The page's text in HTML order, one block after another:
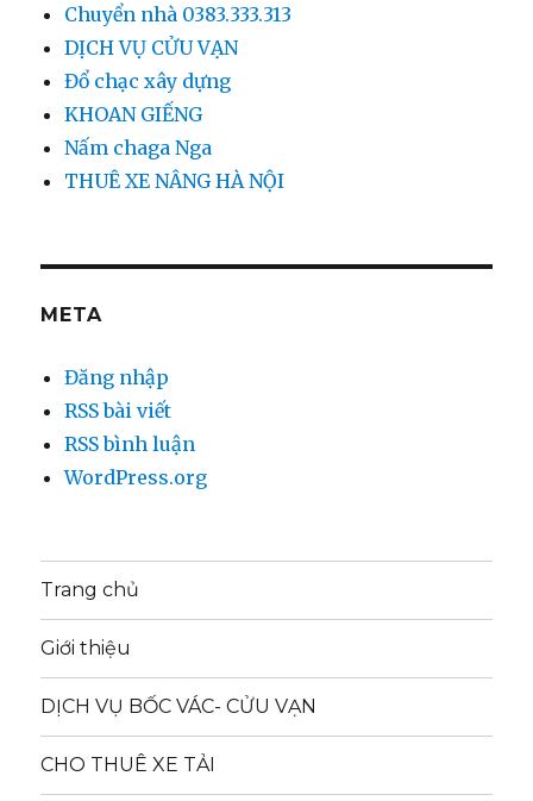
Chuyển nhà 0383.333.313
DỊCH VỤ CỬU VẠN
Đổ chạc xây dựng
KHOAN GIẾNG
Nấm chaga Nga
THUÊ XE NÂNG HÀ NỘI
META
Đăng nhập
RSS bài viết
RSS bình luận
WordPress.org
Trang chủ
Giới thiệu
DỊCH VỤ BỐC VÁC- CỬU VẠN
CHO THUÊ XE TẢI